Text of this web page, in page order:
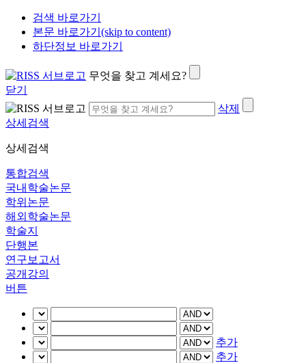
검색 바로가기
본문 바로가기(skip to content)
하단정보 바로가기
무엇을 찾고 계세요?
닫기
삭제
상세검색
상세검색
통합검색
국내학술논문
학위논문
해외학술논문
학술지
단행본
연구보고서
공개강의
버튼
추가
추가